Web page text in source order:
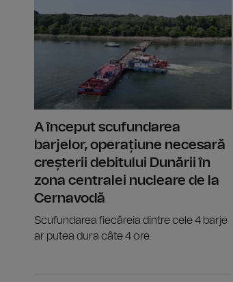
A început scufundarea
barjelor, operațiune necesară
creșterii debitului Dunării în
zona centralei nucleare de la
Cernavodă
Scufundarea fiecăreia dintre cele 4 barje
ar putea dura câte 4 ore.